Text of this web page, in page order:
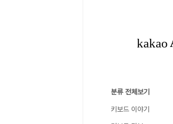
분류 전체보기
키보드 이야기